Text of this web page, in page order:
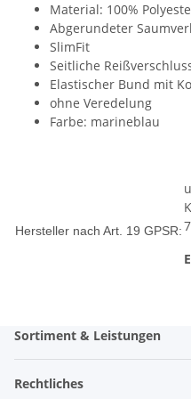
Material: 100%
Abgerundeter
SlimFit
Seitliche
Elastischer Bund mit
ohne Veredelung
Farbe: marineblau
Hersteller nach Art. 19 GPSR:
Sortiment & Leistungen
Rechtliches